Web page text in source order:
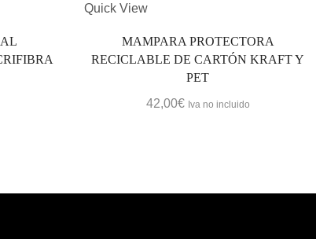
Quick View
MAMPARA PROTECTORA
RECICLABLE DE CARTÓN KRAFT Y
PET
42,00€ Iva no incluido